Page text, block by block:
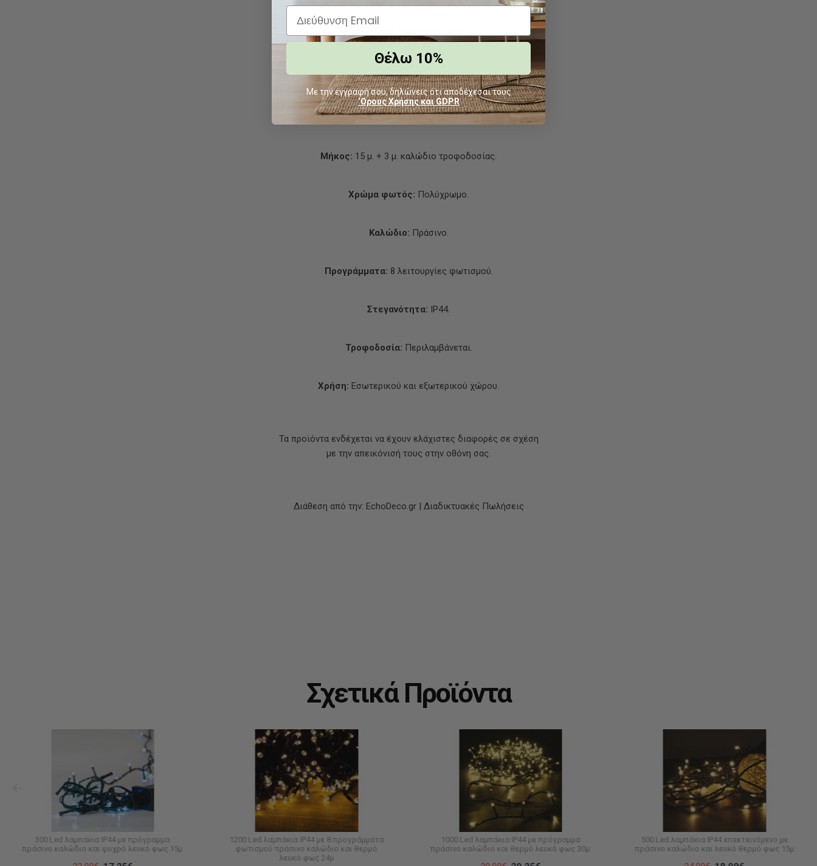
Χαρακτηριστικά
Τύπος:LED σειρά επεκτεινόμενη με προγράμματα.
Αριθμός LED:300.
Μήκος: 15 μ. + 3 μ. καλώδιο τροφοδοσίας.
Χρώμα φωτός: Πολύχρωμο.
Καλώδιο: Πράσινο.
Προγράμματα: 8 λειτουργίες φωτισμού.
Στεγανότητα: IP44.
Τροφοδοσία: Περιλαμβάνεται.
Χρήση: Εσωτερικού και εξωτερικού χώρου.
Τα προϊόντα ενδέχεται να έχουν ελάχιστες διαφορές σε σχέση
με την απεικόνισή τους στην οθόνη σας.
Διάθεση από την: EchoDeco.gr | Διαδικτυακές Πωλήσεις
Σχετικά Προϊόντα
300 Led λαμπάκια IP44 με πρόγραμμα
πράσινο καλώδιο και ψυχρό λευκό φως 15μ
1200 Led λαμπάκια IP44 με 8 προγράμματα
φωτισμού πράσινο καλώδιο και θερμό
λευκό φως 24μ
1000 Led λαμπάκια IP44 με πρόγραμμα
πράσινο καλώδιο και θερμό λευκό φως 30μ
500 Led λαμπάκια IP44 επεκτεινόμενο με
πράσινο καλώδιο και λευκό θερμό φως 15μ
Θέλω 10%
Με την εγγραφή σου, δηλώνεις ότι αποδέχεσαι τους
‘Ορους Χρήσης και GDPR